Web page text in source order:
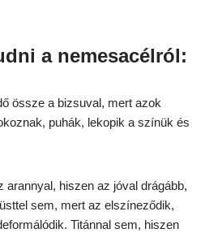
a nemesacélról:
össze a bizsuval, mert azok
puhák, lekopik a színük és
hiszen az jóval drágább,
sem, mert az elszíneződik,
Titánnal sem, hiszen